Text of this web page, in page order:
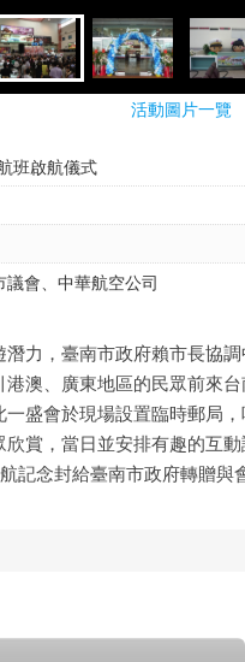
活動圖片一覽
班啟航儀式
會、中華航空公司
力，臺南市政府賴市長協
澳、廣東地區的民眾前來
盛會於現場設置臨時郵局
賞，當日並安排有趣的互
記念封給臺南市政府轉贈與